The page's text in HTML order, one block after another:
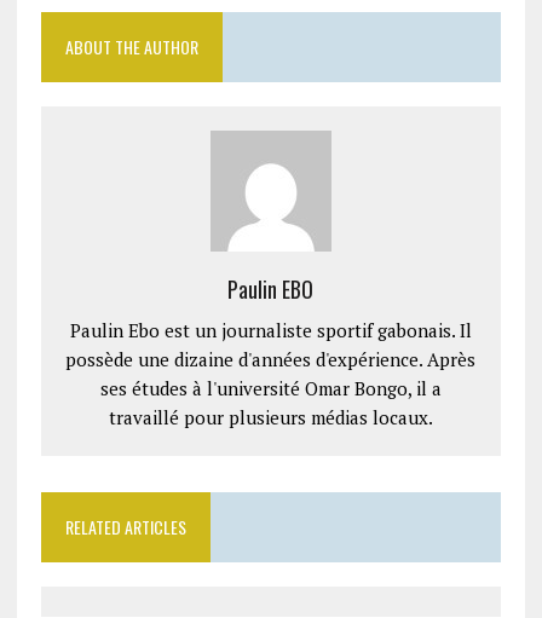
ABOUT THE AUTHOR
Paulin EBO
Paulin Ebo est un journaliste sportif gabonais. Il
possède une dizaine d'années d'expérience. Après
ses études à l'université Omar Bongo, il a
travaillé pour plusieurs médias locaux.
RELATED ARTICLES